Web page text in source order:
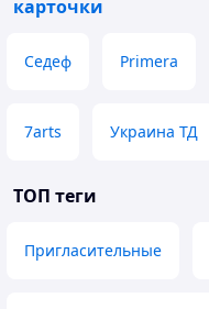
карточки
Седеф Primera
7arts Украина ТД
ТОП теги
Пригласительные